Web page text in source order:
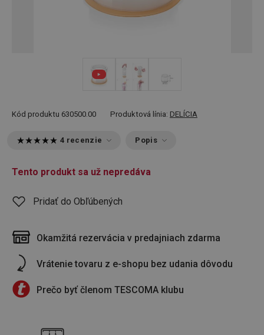
Kód produktu 630500.00 Produktová línia: DELÍCIA
4 recenzie Popis
Tento produkt sa už nepredáva
Pridať do Obľúbených
Okamžitá rezervácia v predajniach zdarma
Vrátenie tovaru z e-shopu bez udania dôvodu
Prečo byť členom TESCOMA klubu